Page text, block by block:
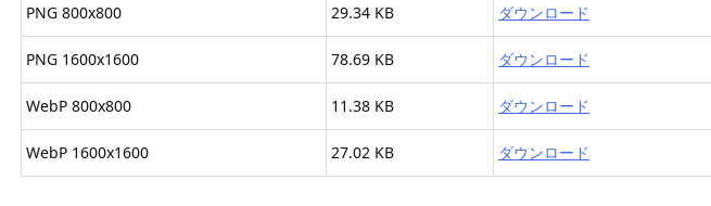
PNG 800x800 29.34 KB ダウンロード
PNG 1600x1600 78.69 KB ダウンロード
WebP 800x800 11.38 KB ダウンロード
WebP 1600x1600 27.02 KB ダウンロード